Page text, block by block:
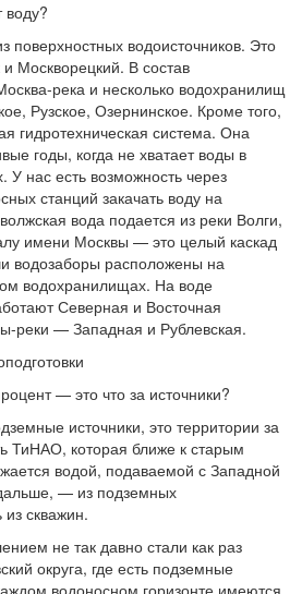
водоисточников. Это
Москворецкий. В состав
река и несколько водохранилищ
Рузское, Озернинское. Кроме того,
гидротехническая система. Она
годы, когда не хватает воды в
нас есть возможность через
станций закачать воду на
вода подается из реки Волги,
имени Москвы — это целый каскад
водозаборы расположены на
водохранилищах. На воде
Северная и Восточная
реки — Западная и Рублевская.
— это что за источники?
источники, это территории за
ТиНАО, которая ближе к старым
водой, подаваемой с Западной
— из подземных
из скважин.
не так давно стали как раз
округа, где есть подземные